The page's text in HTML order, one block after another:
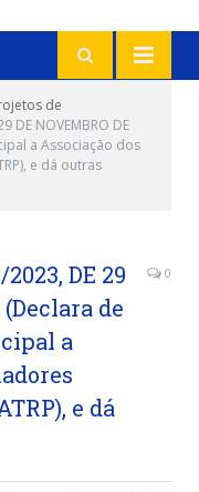
de
DE NOVEMBRO DE
a Associação dos
e dá outras
DE 29
(Declara de
a
e dá
0